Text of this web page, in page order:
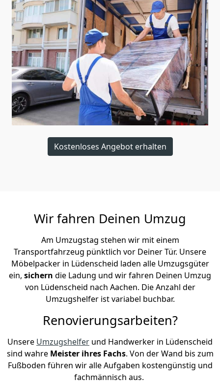
Kostenloses Angebot erhalten
Wir fahren Deinen Umzug
Am Umzugstag stehen wir mit einem
Transportfahrzeug pünktlich vor Deiner Tür. Unsere
Möbelpacker in Lüdenscheid laden alle Umzugsgüter
ein, sichern die Ladung und wir fahren Deinen Umzug
von Lüdenscheid nach Aachen. Die Anzahl der
Umzugshelfer ist variabel buchbar.
Renovierungsarbeiten?
Unsere Umzugshelfer und Handwerker in Lüdenscheid
sind wahre Meister ihres Fachs. Von der Wand bis zum
Fußboden führen wir alle Aufgaben kostengünstig und
fachmännisch aus.